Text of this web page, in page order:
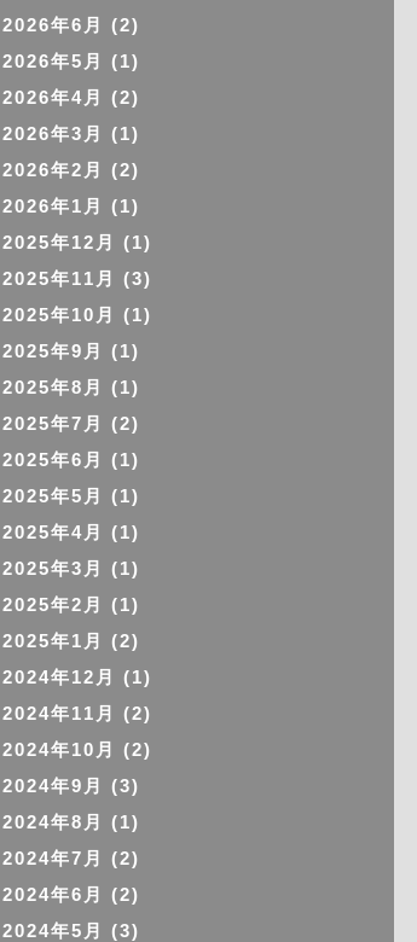
2026年6月
(2)
2026年5月
(1)
2026年4月
(2)
2026年3月
(1)
2026年2月
(2)
2026年1月
(1)
2025年12月
(1)
2025年11月
(3)
2025年10月
(1)
2025年9月
(1)
2025年8月
(1)
2025年7月
(2)
2025年6月
(1)
2025年5月
(1)
2025年4月
(1)
2025年3月
(1)
2025年2月
(1)
2025年1月
(2)
2024年12月
(1)
2024年11月
(2)
2024年10月
(2)
2024年9月
(3)
2024年8月
(1)
2024年7月
(2)
2024年6月
(2)
2024年5月
(3)